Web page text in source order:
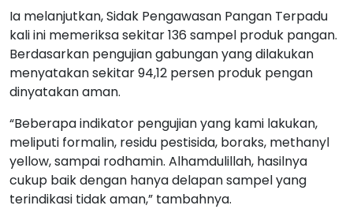
Ia melanjutkan, Sidak Pengawasan Pangan Terpadu
kali ini memeriksa sekitar 136 sampel produk pangan.
Berdasarkan pengujian gabungan yang dilakukan
menyatakan sekitar 94,12 persen produk pengan
dinyatakan aman.
“Beberapa indikator pengujian yang kami lakukan,
meliputi formalin, residu pestisida, boraks, methanyl
yellow, sampai rodhamin. Alhamdulillah, hasilnya
cukup baik dengan hanya delapan sampel yang
terindikasi tidak aman,” tambahnya.